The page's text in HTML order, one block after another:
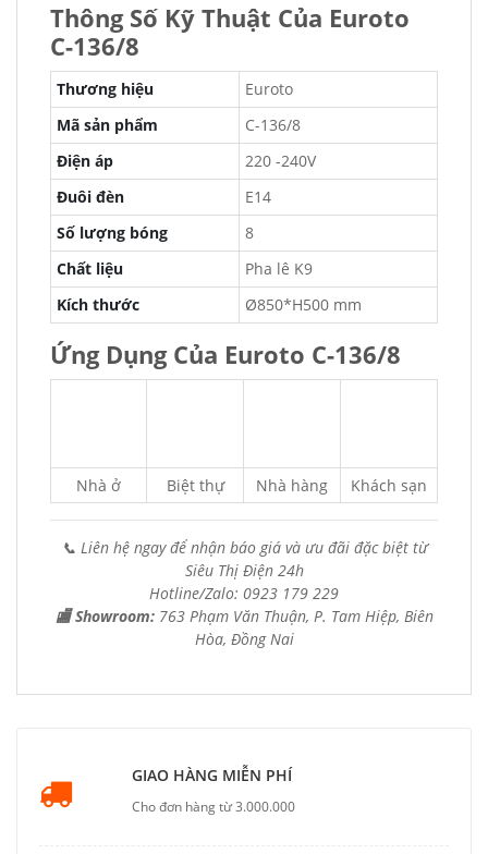
Thông Số Kỹ Thuật Của Euroto
C-136/8
Thương hiệu
Euroto
Mã sản phẩm
C-136/8
Điện áp
220 -240V
Đuôi đèn
E14
Số lượng bóng
8
Chất liệu
Pha lê K9
Kích thước
Ø850*H500 mm
Ứng Dụng Của Euroto C-136/8
Nhà ở Biệt thự Nhà hàng Khách sạn
📞 Liên hệ ngay để nhận báo giá và ưu đãi đặc biệt từ
Siêu Thị Điện 24h
Hotline/Zalo: 0923 179 229
🏬 Showroom: 763 Phạm Văn Thuận, P. Tam Hiệp, Biên
Hòa, Đồng Nai
GIAO HÀNG MIỄN PHÍ
Cho đơn hàng từ 3.000.000